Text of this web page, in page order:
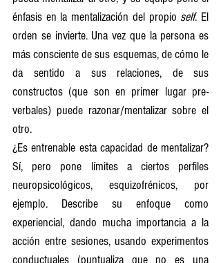
énfasis en la mentalización del propio self. El
orden se invierte. Una vez que la persona es
más consciente de sus esquemas, de cómo le
da sentido a sus relaciones, de sus
constructos (que son en primer lugar pre-
verbales) puede razonar/mentalizar sobre el
otro.
¿Es entrenable esta capacidad de mentalizar?
Sí, pero pone límites a ciertos perfiles
neuropsicológicos, esquizofrénicos, por
ejemplo. Describe su enfoque como
experiencial, dando mucha importancia a la
acción entre sesiones, usando experimentos
conductuales (puntualiza que no es una